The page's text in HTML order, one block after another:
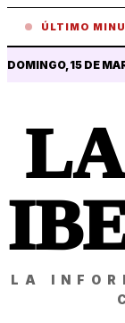
ÚLTIMO
•
DOMINGO, 15 DE
LA